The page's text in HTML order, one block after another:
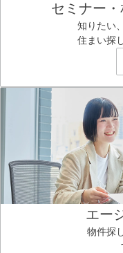
セミナー
知りたい
住まい探
エー
物件探